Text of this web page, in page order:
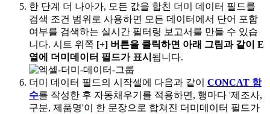
한 단계 더 나아가, 모든 값을 합친 더미 데이터 필드를
검색 조건 범위로 사용하면 모든 데이터에서 단어 포함
여부를 검색하는 실시간 필터링 보고서를 만들 수 있습
니다. 시트 위쪽 [+] 버튼을 클릭하면 아래 그림과 같이 E
열에 더미데이터 필드가 표시 됩니다.
더미 데이터 필드의 시작셀에 다음과 같이 CONCAT 함
수를 작성한 후 자동채우기를 적용하면, 행마다 '제조사,
구분, 제품명'이 한 문장으로 합쳐진 더미데이터 필드가